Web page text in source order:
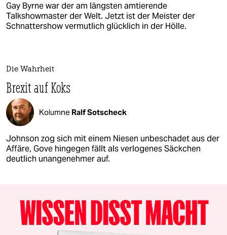
Gay Byrne war der am längsten amtierende
Talkshowmaster der Welt. Jetzt ist der Meister der
Schnattershow vermutlich glücklich in der Hölle.
Die Wahrheit
Brexit auf Koks
Kolumne Ralf Sotscheck
Johnson zog sich mit einem Niesen unbeschadet aus der
Affäre, Gove hingegen fällt als verlogenes Säckchen
deutlich unangenehmer auf.